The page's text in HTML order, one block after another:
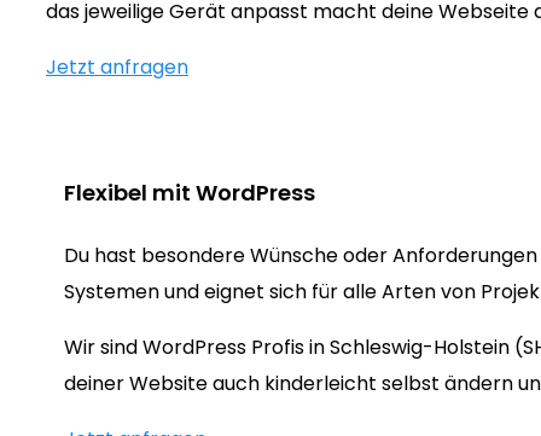
das jeweilige Gerät anpasst macht deine
Jetzt anfragen
Flexibel mit WordPress
Du hast besondere Wünsche oder
Systemen und eignet sich für alle Arten von
Wir sind WordPress Profis in Schleswig-Holstein
deiner Website auch kinderleicht selbst ändern